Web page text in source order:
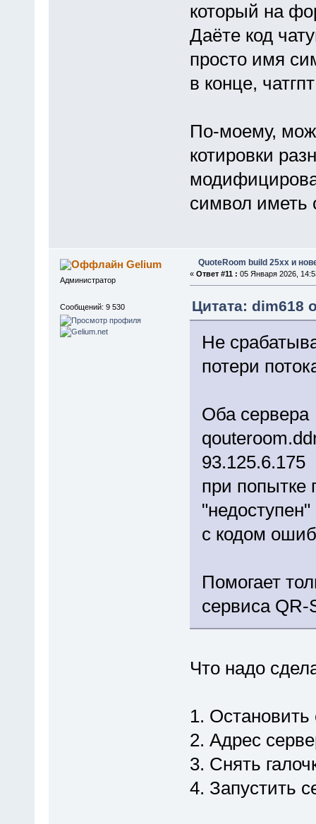
который на
Даёте код
просто имя
в конце,
По-моему,
котировки
символ иметь
Gelium
Администратор
Сообщений: 9 530
QuoteRoom build 25xx и
« Ответ #11 : 05 Января 2026,
Цитата: dim618
Не
потери
Оба сервера
93.125.6.175
при попытке
"недоступен"
с кодом
Помогает
сервиса QR-
Что надо
1.
2. Адрес
3. Снять
4. Запустить